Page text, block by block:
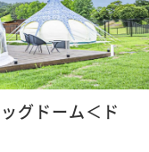
¥152,800~
2名 ¥ 135,992 ~
食付き】＜スタ
ーシックプラ
グドーム＜ド